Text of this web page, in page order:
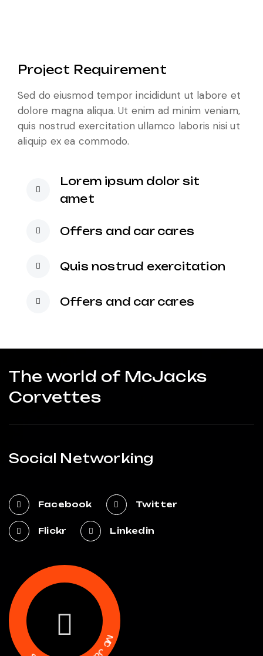
Project Requirement
Sed do eiusmod tempor incididunt ut labore et
dolore magna aliqua. Ut enim ad minim veniam,
quis nostrud exercitation ullamco laboris nisi ut
aliquip ex ea commodo.
Lorem ipsum dolor sit
amet
Offers and car cares
Quis nostrud exercitation
Offers and car cares
The world of McJacks
Corvettes
Social Networking
Facebook Twitter
Flickr Linkedin
M
C
J
a